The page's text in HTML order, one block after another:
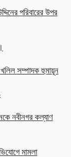
পরিবারের উপর
সম্পাদক হুমায়ূন
নবীনগর কল্যাণ
মামলা